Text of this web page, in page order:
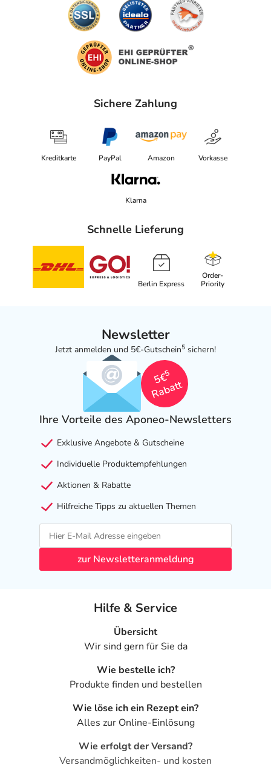
Sichere Zahlung
Kreditkarte PayPal Amazon Vorkasse
Klarna
Schnelle Lieferung
Berlin Express
Order-
Priority
Newsletter
Jetzt anmelden und 5€-Gutschein5 sichern!
5€
5
Rabatt
Ihre Vorteile des Aponeo-Newsletters
Exklusive Angebote & Gutscheine
Individuelle Produktempfehlungen
Aktionen & Rabatte
Hilfreiche Tipps zu aktuellen Themen
zur Newsletteranmeldung
Hilfe & Service
Übersicht
Wir sind gern für Sie da
Wie bestelle ich?
Produkte finden und bestellen
Wie löse ich ein Rezept ein?
Alles zur Online-Einlösung
Wie erfolgt der Versand?
Versandmöglichkeiten- und kosten